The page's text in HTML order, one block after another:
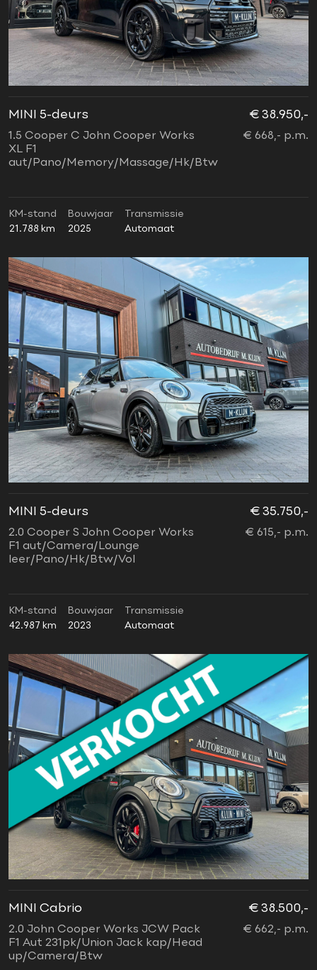
MINI 5-deurs
1.5 Cooper C John Cooper Works
XL F1
aut/Pano/Memory/Massage/Hk/Btw
€ 38.950,-
€ 668,- p.m.
KM-stand
21.788 km
Bouwjaar
2025
Transmissie
Automaat
MINI 5-deurs
2.0 Cooper S John Cooper Works
F1 aut/Camera/Lounge
leer/Pano/Hk/Btw/Vol
€ 35.750,-
€ 615,- p.m.
KM-stand
42.987 km
Bouwjaar
2023
Transmissie
Automaat
MINI Cabrio
2.0 John Cooper Works JCW Pack
F1 Aut 231pk/Union Jack kap/Head
up/Camera/Btw
€ 38.500,-
€ 662,- p.m.